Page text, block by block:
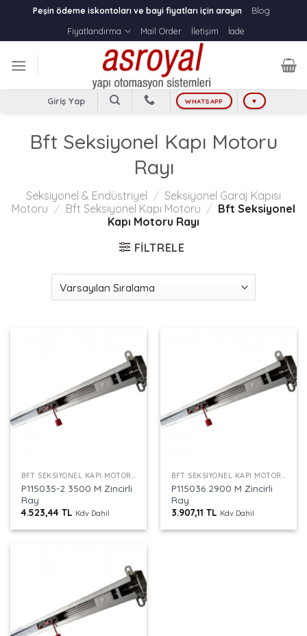
content
Peşin ödeme iskontoları ve bayi fiyatları için arayın
Blog
Fiyatlandırma
Mail Order İletişim İade
Giriş Yap WHATSAPP ♥
Bft Seksiyonel Kapı Motoru
Rayı
Seksiyonel & Endüstriyel / Seksiyonel Garaj Kapısı
Motoru / Bft Seksiyonel Kapı Motoru / Bft Seksiyonel
Kapı Motoru Rayı
FILTRELE
BFT SEKSIYONEL KAPI MOTORU RAYI
P115035-2 3500 M Zincirli
Ray
4.523,44TL Kdv Dahil
BFT SEKSIYONEL KAPI MOTORU RAYI
P115036 2900 M Zincirli
Ray
3.907,11TL Kdv Dahil